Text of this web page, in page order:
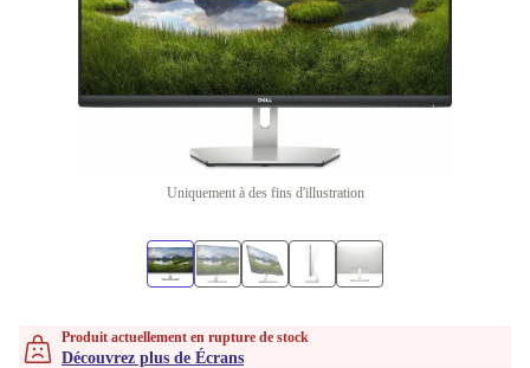
Uniquement à des fins d'illustration
Produit actuellement en rupture de stock
Découvrez plus de Écrans